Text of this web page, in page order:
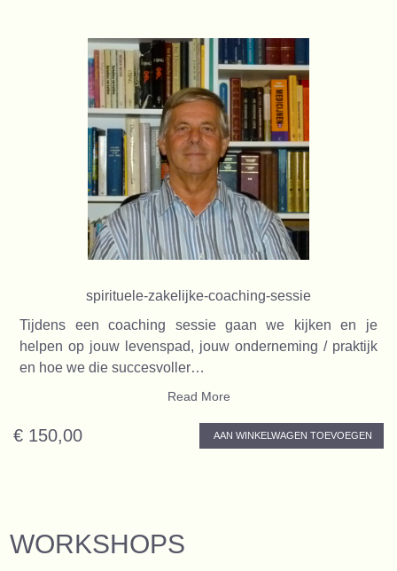
spirituele-zakelijke-coaching-sessie
Tijdens een coaching sessie gaan we kijken en je
helpen op jouw levenspad, jouw onderneming / praktijk
en hoe we die succesvoller…
Read More
€ 150,00 AAN WINKELWAGEN TOEVOEGEN
WORKSHOPS